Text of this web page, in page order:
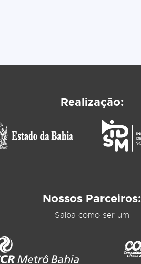
Realização:
Nossos Parceiros:
Saiba como ser um